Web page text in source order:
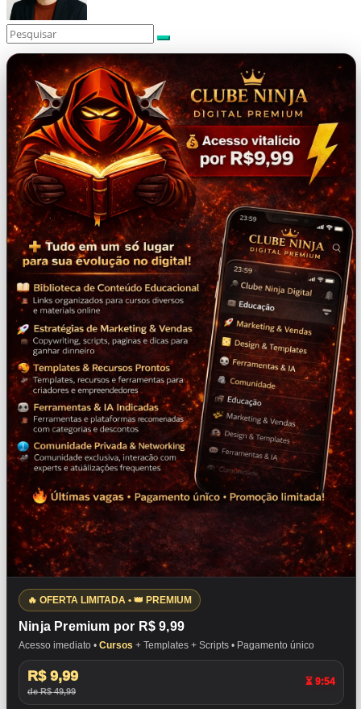
🔥 OFERTA LIMITADA • 👑 PREMIUM
Ninja Premium por R$ 9,99
Acesso imediato • Cursos + Templates + Scripts • Pagamento único
R$ 9,99
de R$ 49,99
⏳ 9:53